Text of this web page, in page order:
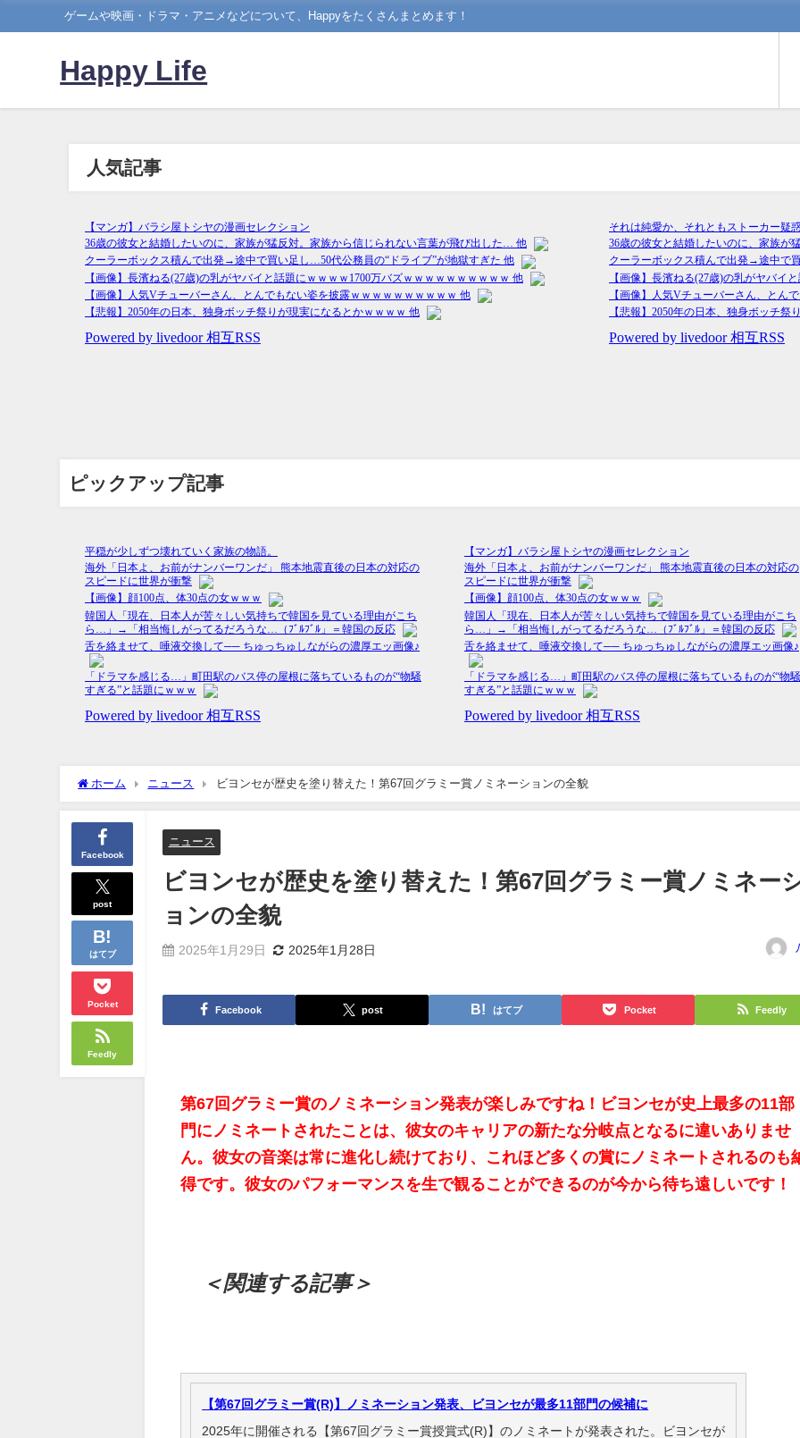
ゲームや映画・ドラマ・アニメなどについて、Happyをたくさんまとめます！
Happy Life
人気記事
ピックアップ記事
ホーム ニュース ビヨンセが歴史を塗り替えた！第67回グラミー賞ノミネーションの全貌
Facebook
post
はてブ
Pocket
Feedly
ニュース
ビヨンセが歴史を塗り替えた！第67回グラミー賞ノミネー
ョンの全貌
2025年1月29日 2025年1月28日
Facebook post はてブ Pocket Feedly
第67回グラミー賞のノミネーション発表が楽しみですね！ビヨンセが史上最多の11部
門にノミネートされたことは、彼女のキャリアの新たな分岐点となるに違いありませ
ん。彼女の音楽は常に進化し続けており、これほど多くの賞にノミネートされるのも
得です。彼女のパフォーマンスを生で観ることができるのが今から待ち遠しいです！
＜関連する記事＞
【第67回グラミー賞(R)】ノミネーション発表、ビヨンセが最多11部門の候補に
2025年に開催される【第67回グラミー賞授賞式(R)】のノミネートが発表された。ビヨンセが